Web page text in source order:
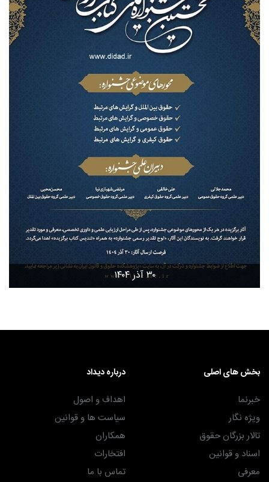
۳۰ آذر ۱۴۰۴
بخش های اصلی
خبرنما
ویژه نگار
تالار بزرگان حقوق
اسناد و قوانین
معرفی
درباره دیداد
اهداف و اصول
سیاست ها و قوانین
همکاران
افتخارات
تماس با ما